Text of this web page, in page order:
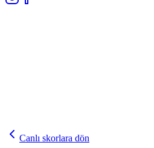
Canlı skorlara dön